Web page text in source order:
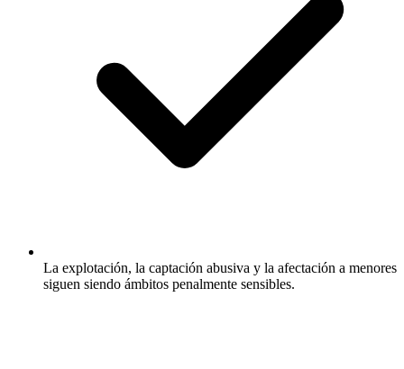
La explotación, la captación abusiva y la afectación a menores
siguen siendo ámbitos penalmente sensibles.